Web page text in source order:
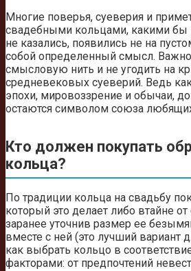
Многие поверья, суеверия и
свадебными кольцами, какими
не казались, появились не на
собой определенный смысл. Важно
смысловую нить и не угодить на
средневековых суеверий. Ведь
эпохи, мировоззрение и обычаи,
остаются символом союза
Кто должен покупать
кольца?
По традиции кольца на свадьбу
который это делает либо втайне
заранее уточнив размер ее
вместе с ней (это лучший вариант
как выбрать кольцо в
факторами: от предпочтений